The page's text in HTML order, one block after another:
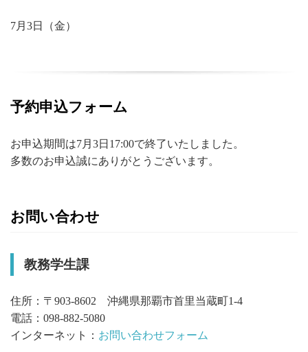
7月3日（金）
予約申込フォーム
お申込期間は7月3日17:00で終了いたしました。
多数のお申込誠にありがとうございます。
お問い合わせ
教務学生課
住所：〒903-8602 沖縄県那覇市首里当蔵町1-4
電話：098-882-5080
インターネット： お問い合わせフォーム